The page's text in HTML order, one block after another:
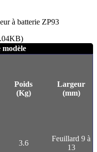
à batterie ZP93
modèle
Poids
(Kg)
Largeur
(mm)
3.6
Feuillard 9 à
13